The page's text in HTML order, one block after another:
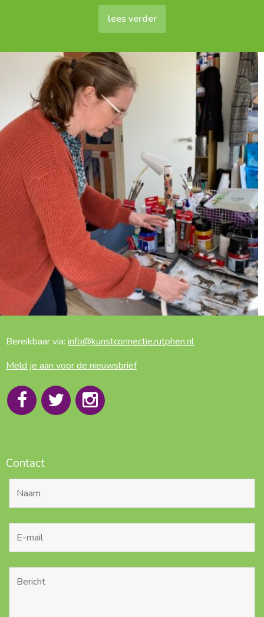
lees verder
Bereikbaar via: info@kunstconnectiezutphen.nl
Meld je aan voor de nieuwsbrief
Contact